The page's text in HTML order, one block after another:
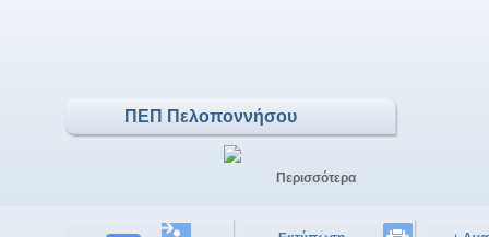
ΠΕΠ Πελοποννήσου
Περισσότερα